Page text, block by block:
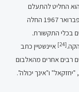
הוא החליט להתעלם
בפברואר 1967 החלה
בכלי התקשורת.
[24]
איינשטיין כתב
רבים אחרים מהאלבום
ו"אינך יכולה".